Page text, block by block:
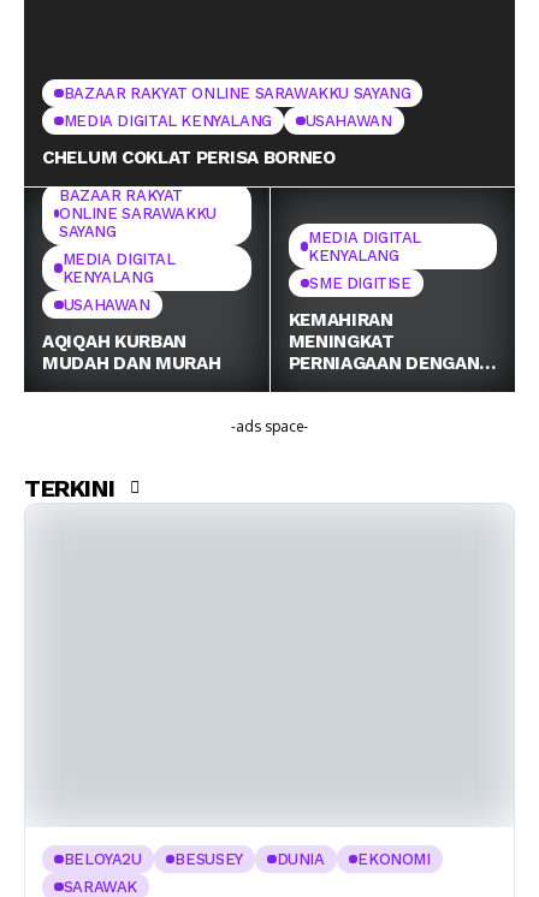
BAZAAR RAKYAT ONLINE SARAWAKKU SAYANG
MEDIA DIGITAL KENYALANG
USAHAWAN
CHELUM COKLAT PERISA BORNEO
BAZAAR RAKYAT
ONLINE SARAWAKKU
SAYANG
MEDIA DIGITAL
KENYALANG
USAHAWAN
AQIQAH KURBAN
MUDAH DAN MURAH
MEDIA DIGITAL
KENYALANG
SME DIGITISE
KEMAHIRAN
MENINGKAT
PERNIAGAAN DENGAN
-ads space-
TERKINI
BELOYA2U BESUSEY DUNIA
EKONOMI
SARAWAK